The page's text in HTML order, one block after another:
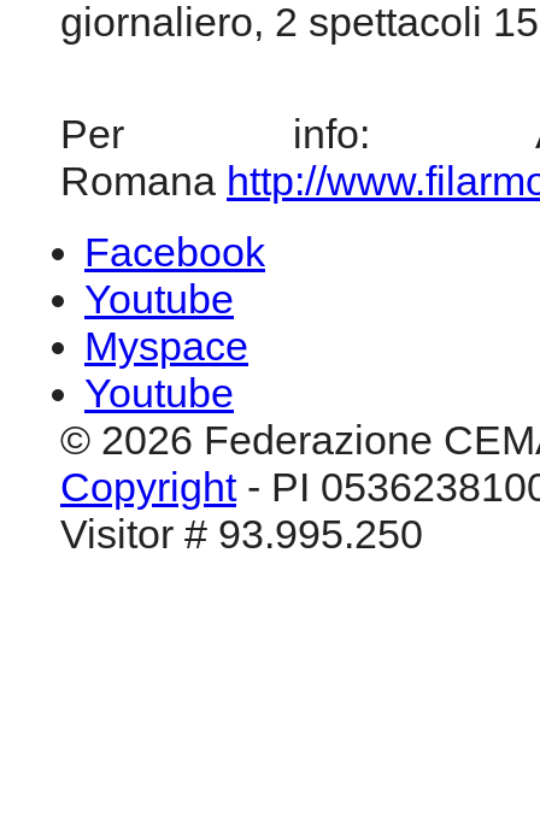
Facebook
Myspace
Youtube
© 2026 Federazione
Copyright- PI
Visitor # 93.995.250